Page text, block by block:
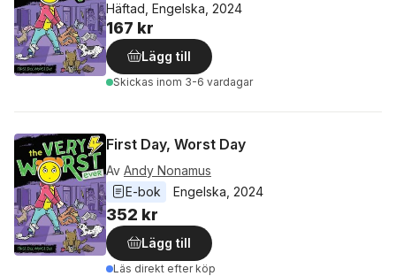
Häftad, Engelska, 2024
167 kr
Lägg till
Skickas inom 3-6 vardagar
First Day, Worst Day
Av Andy Nonamus
E-bok
Engelska 2024
352 kr
Lägg till
Läs direkt efter köp